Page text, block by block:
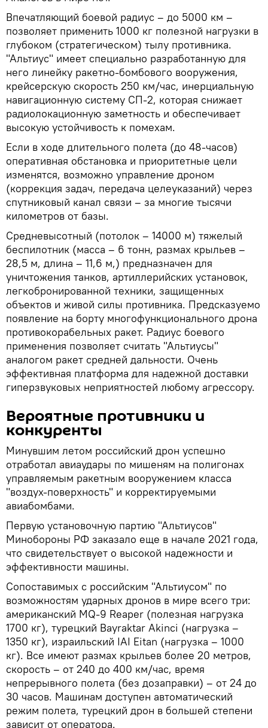
Впечатляющий боевой радиус – до 5000 км –
позволяет применить 1000 кг полезной нагрузки в
глубоком (стратегическом) тылу противника.
"Альтиус" имеет специально разработанную для
него линейку ракетно-бомбового вооружения,
крейсерскую скорость 250 км/час, инерциальную
навигационную систему СП-2, которая снижает
радиолокационную заметность и обеспечивает
высокую устойчивость к помехам.
Если в ходе длительного полета (до 48-часов)
оперативная обстановка и приоритетные цели
изменятся, возможно управление дроном
(коррекция задач, передача целеуказаний) через
спутниковый канал связи – за многие тысячи
километров от базы.
Средневысотный (потолок – 14000 м) тяжелый
беспилотник (масса – 6 тонн, размах крыльев –
28,5 м, длина – 11,6 м,) предназначен для
уничтожения танков, артиллерийских установок,
легкобронированной техники, защищенных
объектов и живой силы противника. Предсказуемо
появление на борту многофункционального дрона
противокорабельных ракет. Радиус боевого
применения позволяет считать "Альтиусы"
аналогом ракет средней дальности. Очень
эффективная платформа для надежной доставки
гиперзвуковых неприятностей любому агрессору.
Вероятные противники и
конкуренты
Минувшим летом российский дрон успешно
отработал авиаудары по мишеням на полигонах
управляемым ракетным вооружением класса
"воздух-поверхность" и корректируемыми
авиабомбами.
Первую установочную партию "Альтиусов"
Минобороны РФ заказало еще в начале 2021 года,
что свидетельствует о высокой надежности и
эффективности машины.
Сопоставимых с российским "Альтиусом" по
возможностям ударных дронов в мире всего три:
американский MQ-9 Reaper (полезная нагрузка
1700 кг), турецкий Bayraktar Akinci (нагрузка –
1350 кг), израильский IAI Eitan (нагрузка – 1000
кг). Все имеют размах крыльев более 20 метров,
скорость – от 240 до 400 км/час, время
непрерывного полета (без дозаправки) – от 24 до
30 часов. Машинам доступен автоматический
режим полета, турецкий дрон в большей степени
зависит от оператора.